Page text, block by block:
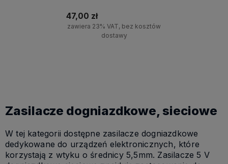
47,00 zł
zawiera 23% VAT, bez kosztów
dostawy
Zasilacze dogniazdkowe, sieciowe
W tej kategorii dostępne zasilacze dogniazdkowe
dedykowane do urządzeń elektronicznych, które
korzystają z wtyku o średnicy 5,5mm. Zasilacze 5 V